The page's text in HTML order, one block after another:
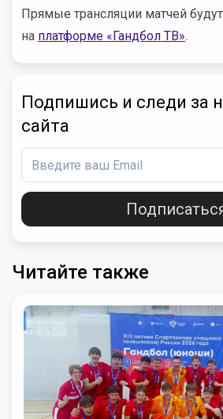
Прямые трансляции матчей
на платформе «Гандбол ТВ».
Подпишись и следи за
сайта
Читайте также